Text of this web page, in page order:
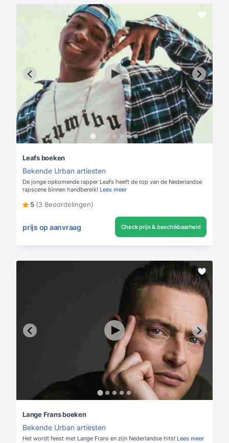
Leafs boeken
Bekende Urban artiesten
De jonge opkomende rapper Leafs heeft de top van de Nederlandse
rapscene binnen handbereik! Lees meer
5 (3 Beoordelingen)
prijs op aanvraag Check prijs & beschikbaarheid
Lange Frans boeken
Bekende Urban artiesten
Het wordt feest met Lange Frans en zijn Nederlandse hits! Lees meer